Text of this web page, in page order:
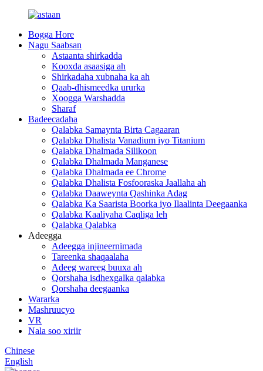
Bogga Hore
Nagu Saabsan
Astaanta shirkadda
Kooxda asaasiga ah
Shirkadaha xubnaha ka ah
Qaab-dhismeedka ururka
Xoogga Warshadda
Sharaf
Badeecadaha
Qalabka Samaynta Birta Cagaaran
Qalabka Dhalista Vanadium iyo Titanium
Qalabka Dhalmada Silikoon
Qalabka Dhalmada Manganese
Qalabka Dhalmada ee Chrome
Qalabka Dhalista Fosfooraska Jaallaha ah
Qalabka Daaweynta Qashinka Adag
Qalabka Ka Saarista Boorka iyo Ilaalinta Deegaanka
Qalabka Kaaliyaha Caqliga leh
Qalabka Qalabka
Adeegga
Adeegga injineernimada
Tareenka shaqaalaha
Adeeg wareeg buuxa ah
Qorshaha isdhexgalka qalabka
Qorshaha deegaanka
Wararka
Mashruucyo
VR
Nala soo xiriir
Chinese
English